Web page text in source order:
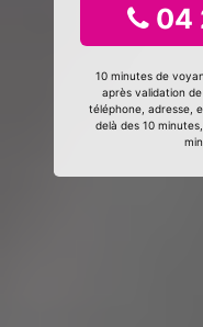
04
10 minutes de
après validation
téléphone, adresse,
delà des 10